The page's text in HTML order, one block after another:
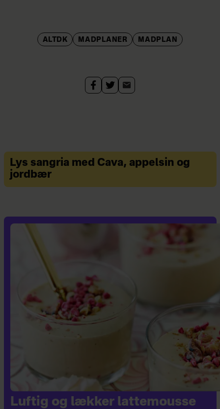
ALTDK MADPLANER MADPLAN
Lys sangria med Cava, appelsin og
jordbær
Luftig og lækker lattemousse